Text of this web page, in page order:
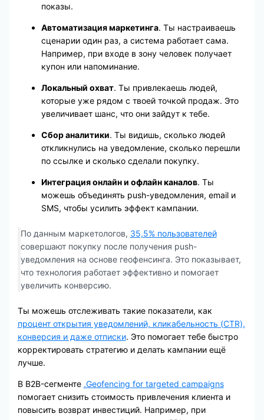
показы.
Автоматизация маркетинга. Ты настраиваешь
сценарии один раз, а система работает сама.
Например, при входе в зону человек получает
купон или напоминание.
Локальный охват. Ты привлекаешь людей,
которые уже рядом с твоей точкой продаж. Это
увеличивает шанс, что они зайдут к тебе.
Сбор аналитики. Ты видишь, сколько людей
откликнулись на уведомление, сколько перешли
по ссылке и сколько сделали покупку.
Интеграция онлайн и офлайн каналов. Ты
можешь объединять push-уведомления, email и
SMS, чтобы усилить эффект кампании.
По данным маркетологов, 35,5% пользователей
совершают покупку после получения push-
уведомления на основе геофенсинга. Это показывает,
что технология работает эффективно и помогает
увеличить конверсию.
Ты можешь отслеживать такие показатели, как
процент открытия уведомлений, кликабельность (CTR),
конверсия и даже отписки. Это помогает тебе быстро
корректировать стратегию и делать кампании ещё
лучше.
В B2B-сегменте .Geofencing for targeted campaigns
помогает снизить стоимость привлечения клиента и
повысить возврат инвестиций. Например, при